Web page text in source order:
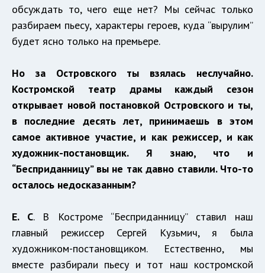
обсуждать то, чего еще нет? Мы сейчас только
разбираем пьесу, характеры героев, куда “вырулим”
будет ясно только на премьере.
Но за Островского ты взялась неслучайно.
Костромской театр драмы каждый сезон
открывает новой постановкой Островского и ты,
в последние десять лет, принимаешь в этом
самое активное участие, и как режиссер, и как
художник-постановщик. Я знаю, что и
“Бесприданницу” вы не так давно ставили. Что-то
осталось недосказанным?
Е. С. В Костроме “Бесприданницу” ставил наш
главный режиссер Сергей Кузьмич, я была
художником-постановщиком. Естественно, мы
вместе разбирали пьесу и тот наш костромской